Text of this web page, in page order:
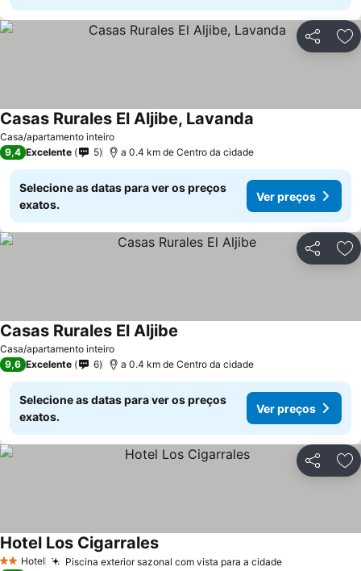
Partilhar
Casa/apartamento inteiro
Casas Rurales El Aljibe, Lavanda
9,4 Excelente 5 a 0.4 km de Centro da cidade
Selecione as datas para ver os preços
exatos.
Ver preços
Partilhar
Casa/apartamento inteiro
Casas Rurales El Aljibe
9,6 Excelente 6 a 0.4 km de Centro da cidade
Selecione as datas para ver os preços
exatos.
Ver preços
Partilhar
2 Estrelas
Hotel Piscina exterior sazonal com vista para a cidade
Hotel Los Cigarrales